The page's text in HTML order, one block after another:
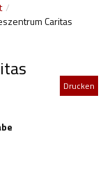
/
Caritas
Drucken